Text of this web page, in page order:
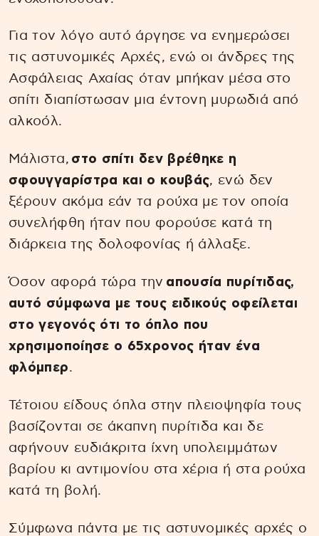
Για τον λόγο αυτό άργησε να ενημερώσει
τις αστυνομικές Αρχές, ενώ οι άνδρες της
Ασφάλειας Αχαίας όταν μπήκαν μέσα στο
σπίτι διαπίστωσαν μια έντονη μυρωδιά από
αλκοόλ.
Μάλιστα, στο σπίτι δεν βρέθηκε η
σφουγγαρίστρα και ο κουβάς, ενώ δεν
ξέρουν ακόμα εάν τα ρούχα με τον οποία
συνελήφθη ήταν που φορούσε κατά τη
διάρκεια της δολοφονίας ή άλλαξε.
Όσον αφορά τώρα την απουσία πυρίτιδας,
αυτό σύμφωνα με τους ειδικούς οφείλεται
στο γεγονός ότι το όπλο που
χρησιμοποίησε ο 65χρονος ήταν ένα
φλόμπερ.
Τέτοιου είδους όπλα στην πλειοψηφία τους
βασίζονται σε άκαπνη πυρίτιδα και δε
αφήνουν ευδιάκριτα ίχνη υπολειμμάτων
βαρίου κι αντιμονίου στα χέρια ή στα ρούχα
κατά τη βολή.
Σύμφωνα πάντα με τις αστυνομικές αρχές ο